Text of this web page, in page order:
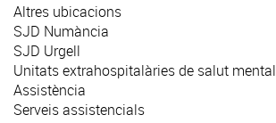
Altres ubicacions
SJD Numància
SJD Urgell
Unitats extrahospitalàries de salut mental
Assistència
Serveis assistencials